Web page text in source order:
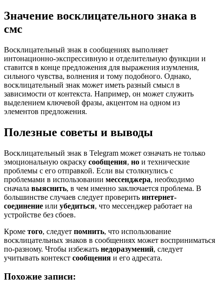
Значение восклицательного знака в
смс
Восклицательный знак в сообщениях выполняет
интонационно-экспрессивную и отделительную функции и
ставится в конце предложения для выражения изумления,
сильного чувства, волнения и тому подобного. Однако,
восклицательный знак может иметь разный смысл в
зависимости от контекста. Например, он может служить
выделением ключевой фразы, акцентом на одном из
элементов предложения.
Полезные советы и выводы
Восклицательный знак в Telegram может означать не только
эмоциональную окраску сообщения, но и технические
проблемы с его отправкой. Если вы столкнулись с
проблемами в использовании мессенджера, необходимо
сначала выяснить, в чем именно заключается проблема. В
большинстве случаев следует проверить интернет-
соединение или убедиться, что мессенджер работает на
устройстве без сбоев.
Кроме того, следует помнить, что использование
восклицательных знаков в сообщениях может восприниматься
по-разному. Чтобы избежать недоразумений, следует
учитывать контекст сообщения и его адресата.
Похожие записи: